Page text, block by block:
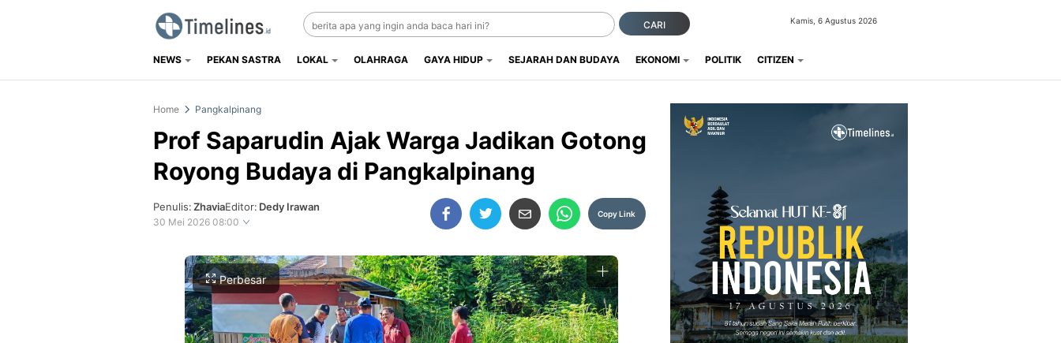
Timelines.id
Media Literasi, Sejarah & Budaya
CARI Kamis, 6 Agustus 2026
NEWS PEKAN SASTRA LOKAL OLAHRAGA GAYA HIDUP SEJARAH DAN BUDAYA EKONOMI POLITIK CITIZEN
Home Pangkalpinang
Prof Saparudin Ajak Warga Jadikan Gotong
Royong Budaya di Pangkalpinang
Penulis:ZhaviaEditor: Dedy Irawan
30 Mei 2026 08:00
Copy Link
Perbesar